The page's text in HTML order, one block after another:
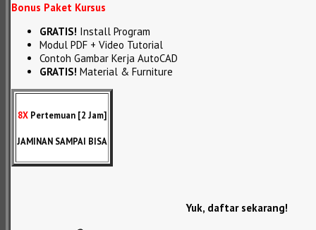
Bonus Paket Kursus
GRATIS! Install Program
Modul PDF + Video Tutorial
Contoh Gambar Kerja AutoCAD
GRATIS! Material & Furniture
8X Pertemuan [2 Jam]
JAMINAN SAMPAI BISA
Yuk, daftar sekarang!